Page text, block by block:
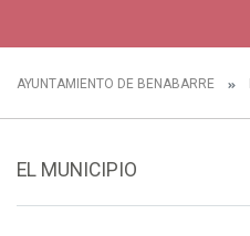
AYUNTAMIENTO DE BENABARRE
EL MUNICIPIO